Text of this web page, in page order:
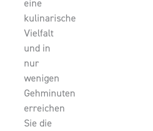
eine
kulinarische
Vielfalt
und in
nur
wenigen
Gehminuten
erreichen
Sie die